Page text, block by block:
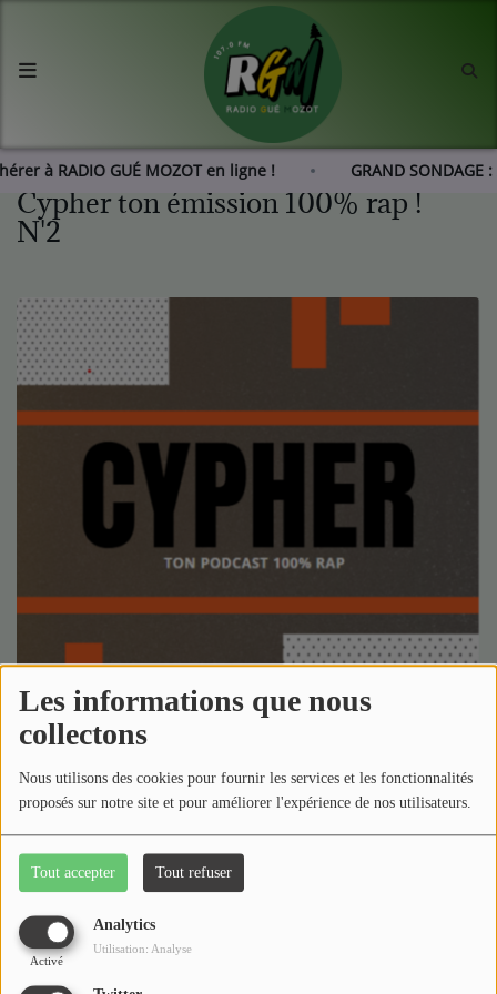
Les informations que nous
collectons
Nous utilisons des cookies pour fournir les services et les fonctionnalités
proposés sur notre site et pour améliorer l'expérience de nos utilisateurs.
Tout accepter Tout refuser
Analytics
Activé
Utilisation: Analyse
à RADIO GUÉ MOZOT en ligne ! GRAND
Agenda
Les actus de RGM
Radio
Emissions
Equipes
Podcasts
Photos
Participez
Dédicaces
Contact
Cypher ton émission 100% rap !
N'2
bienvenue dans Cypher ! Pour cette 2eme édition nous
partont a la découverte de trois rappeur de la nouvelle
génération !